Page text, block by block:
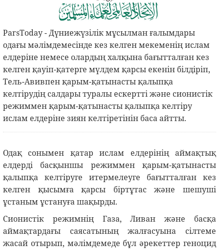
ParsToday - Дүниежүзілік мұсылман ғалымдары
одағы мәлімдемесінде кез келген мекеменің ислам
елдеріне немесе олардың халқына бағытталған кез
келген қауіп-қатерге мүлдем қарсы екенін білдіріп,
Тель-Авивпен қарым-қатынасты қалыпқа
келтірудің салдары туралы ескертті және сионистік
режиммен қарым-қатынасты қалыпқа келтіру
ислам елдеріне зиян келтіретінін баса айтты.
Одақ сонымен қатар ислам елдерінің аймақтық
елдерді басқыншы режиммен қарым-қатынасты
қалыпқа келтіруге итермелеуге бағытталған кез
келген қысымға қарсы біртұтас және шешуші
ұстаным ұстануға шақырды.
Сионистік режимнің Газа, Ливан және басқа
аймақтардағы саясатының жалғасуына сілтеме
жасай отырып, мәлімдемеде бұл әрекеттер геноцид